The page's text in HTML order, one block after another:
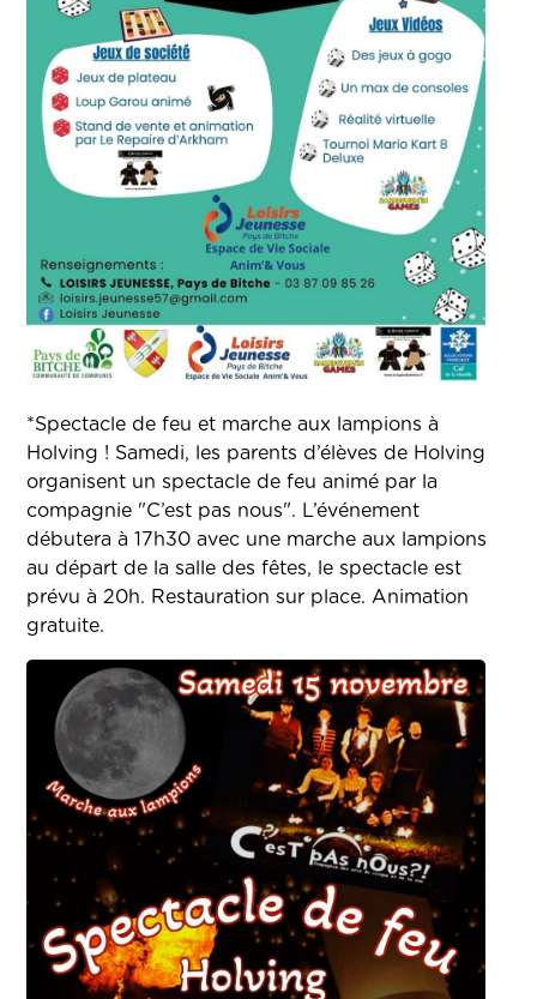
*Spectacle de feu et marche aux lampions à
Holving ! Samedi, les parents d’élèves de Holving
organisent un spectacle de feu animé par la
compagnie "C’est pas nous". L’événement
débutera à 17h30 avec une marche aux lampions
au départ de la salle des fêtes, le spectacle est
prévu à 20h. Restauration sur place. Animation
gratuite.